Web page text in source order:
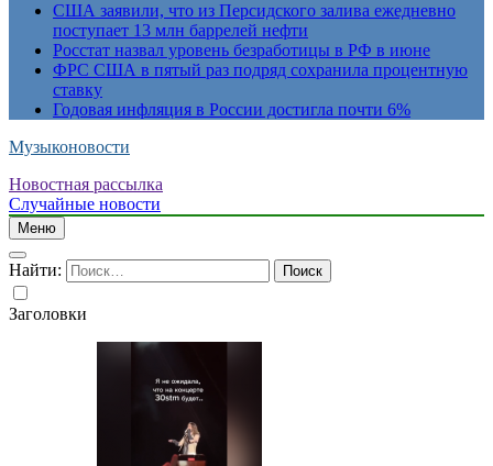
США заявили, что из Персидского залива ежедневно
поступает 13 млн баррелей нефти
Росстат назвал уровень безработицы в РФ в июне
ФРС США в пятый раз подряд сохранила процентную
ставку
Годовая инфляция в России достигла почти 6%
Музыконовости
Новостная рассылка
Случайные новости
Меню
Найти:
Заголовки